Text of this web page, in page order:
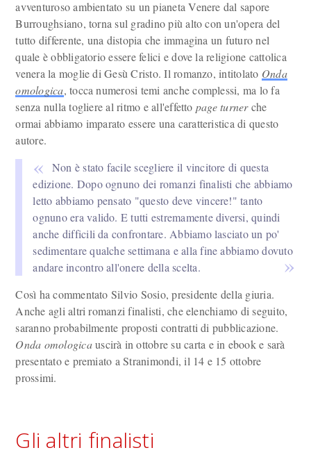
avventuroso ambientato su un pianeta Venere dal sapore
Burroughsiano, torna sul gradino più alto con un'opera del
tutto differente, una distopia che immagina un futuro nel
quale è obbligatorio essere felici e dove la religione cattolica
venera la moglie di Gesù Cristo. Il romanzo, intitolato Onda
omologica, tocca numerosi temi anche complessi, ma lo fa
senza nulla togliere al ritmo e all'effetto page turnerche
ormai abbiamo imparato essere una caratteristica di questo
autore.
Non è stato facile scegliere il vincitore di questa
edizione. Dopo ognuno dei romanzi finalisti che abbiamo
letto abbiamo pensato "questo deve vincere!" tanto
ognuno era valido. E tutti estremamente diversi, quindi
anche difficili da confrontare. Abbiamo lasciato un po'
sedimentare qualche settimana e alla fine abbiamo dovuto
andare incontro all'onere della scelta.
Così ha commentato Silvio Sosio, presidente della giuria.
Anche agli altri romanzi finalisti, che elenchiamo di seguito,
saranno probabilmente proposti contratti di pubblicazione.
Onda omologicauscirà in ottobre su carta e in ebook e sarà
presentato e premiato a Stranimondi, il 14 e 15 ottobre
prossimi.
Gli altri finalisti